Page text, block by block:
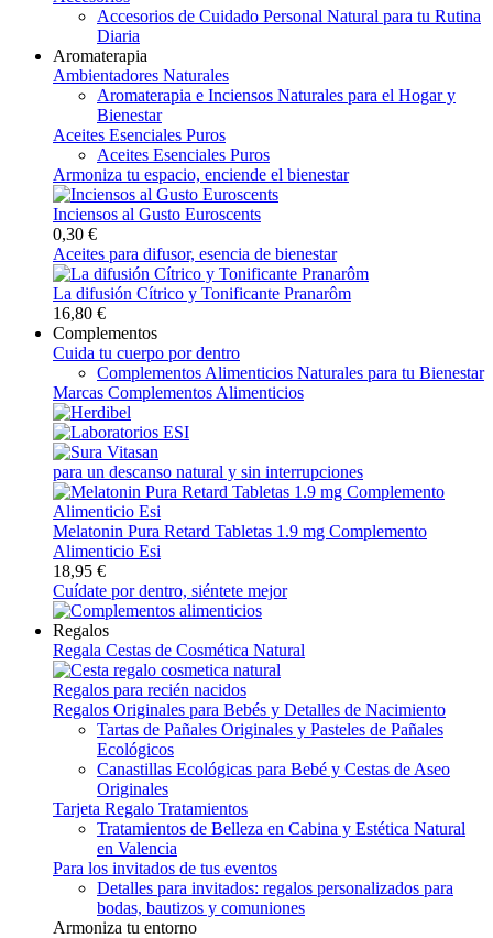
Accesorios de Cuidado Personal Natural para tu Rutina
Diaria
Aromaterapia
Ambientadores Naturales
Aromaterapia e Inciensos Naturales para el Hogar y
Bienestar
Aceites Esenciales Puros
Aceites Esenciales Puros
Armoniza tu espacio, enciende el bienestar
Inciensos al Gusto Euroscents
0,30 €
Aceites para difusor, esencia de bienestar
La difusión Cítrico y Tonificante Pranarôm
16,80 €
Complementos
Cuida tu cuerpo por dentro
Complementos Alimenticios Naturales para tu Bienestar
Marcas Complementos Alimenticios
para un descanso natural y sin interrupciones
Melatonin Pura Retard Tabletas 1.9 mg Complemento
Alimenticio Esi
18,95 €
Cuídate por dentro, siéntete mejor
Regalos
Regala Cestas de Cosmética Natural
Regalos para recién nacidos
Regalos Originales para Bebés y Detalles de Nacimiento
Tartas de Pañales Originales y Pasteles de Pañales
Ecológicos
Canastillas Ecológicas para Bebé y Cestas de Aseo
Originales
Tarjeta Regalo Tratamientos
Tratamientos de Belleza en Cabina y Estética Natural
en Valencia
Para los invitados de tus eventos
Detalles para invitados: regalos personalizados para
bodas, bautizos y comuniones
Armoniza tu entorno